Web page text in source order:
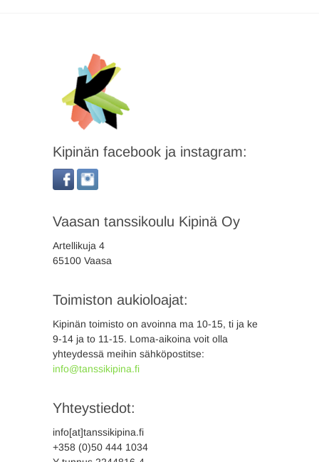
Kipinän facebook ja instagram:
Vaasan tanssikoulu Kipinä Oy
Artellikuja 4
65100 Vaasa
Toimiston aukioloajat:
Kipinän toimisto on avoinna ma 10-15, ti ja ke
9-14 ja to 11-15. Loma-aikoina voit olla
yhteydessä meihin sähköpostitse:
info@tanssikipina.fi
Yhteystiedot:
info[at]tanssikipina.fi
+358 (0)50 444 1034